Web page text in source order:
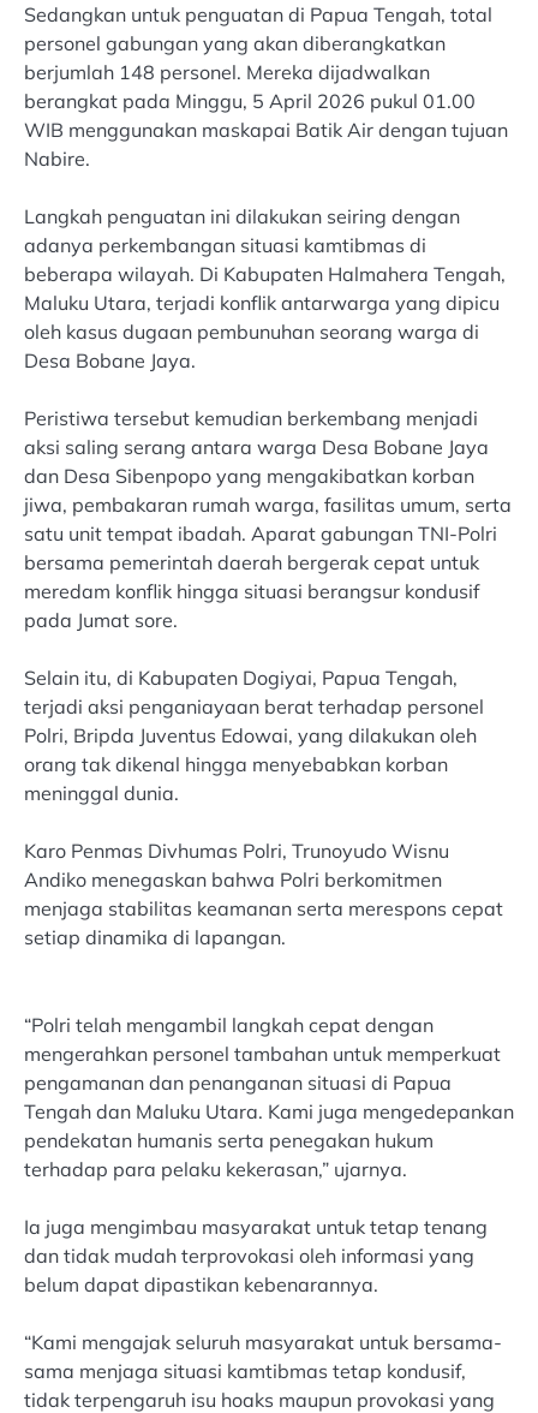
Sedangkan untuk penguatan di Papua Tengah, total
personel gabungan yang akan diberangkatkan
berjumlah 148 personel. Mereka dijadwalkan
berangkat pada Minggu, 5 April 2026 pukul 01.00
WIB menggunakan maskapai Batik Air dengan tujuan
Nabire.
Langkah penguatan ini dilakukan seiring dengan
adanya perkembangan situasi kamtibmas di
beberapa wilayah. Di Kabupaten Halmahera Tengah,
Maluku Utara, terjadi konflik antarwarga yang dipicu
oleh kasus dugaan pembunuhan seorang warga di
Desa Bobane Jaya.
Peristiwa tersebut kemudian berkembang menjadi
aksi saling serang antara warga Desa Bobane Jaya
dan Desa Sibenpopo yang mengakibatkan korban
jiwa, pembakaran rumah warga, fasilitas umum, serta
satu unit tempat ibadah. Aparat gabungan TNI-Polri
bersama pemerintah daerah bergerak cepat untuk
meredam konflik hingga situasi berangsur kondusif
pada Jumat sore.
Selain itu, di Kabupaten Dogiyai, Papua Tengah,
terjadi aksi penganiayaan berat terhadap personel
Polri, Bripda Juventus Edowai, yang dilakukan oleh
orang tak dikenal hingga menyebabkan korban
meninggal dunia.
Karo Penmas Divhumas Polri, Trunoyudo Wisnu
Andiko menegaskan bahwa Polri berkomitmen
menjaga stabilitas keamanan serta merespons cepat
setiap dinamika di lapangan.
“Polri telah mengambil langkah cepat dengan
mengerahkan personel tambahan untuk memperkuat
pengamanan dan penanganan situasi di Papua
Tengah dan Maluku Utara. Kami juga mengedepankan
pendekatan humanis serta penegakan hukum
terhadap para pelaku kekerasan,” ujarnya.
Ia juga mengimbau masyarakat untuk tetap tenang
dan tidak mudah terprovokasi oleh informasi yang
belum dapat dipastikan kebenarannya.
“Kami mengajak seluruh masyarakat untuk bersama-
sama menjaga situasi kamtibmas tetap kondusif,
tidak terpengaruh isu hoaks maupun provokasi yang